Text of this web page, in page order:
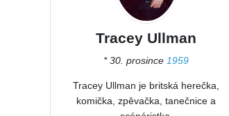
Tracey Ullman
* 30. prosince1959
Tracey Ullman je britská herečka,
komička, zpěvačka, tanečnice a